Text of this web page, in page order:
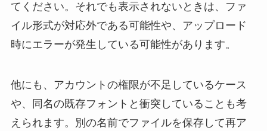
てください。それでも表示されないときは、ファ
イル形式が対応外である可能性や、アップロード
時にエラーが発生している可能性があります。
他にも、アカウントの権限が不足しているケース
や、同名の既存フォントと衝突していることも考
えられます。別の名前でファイルを保存して再ア